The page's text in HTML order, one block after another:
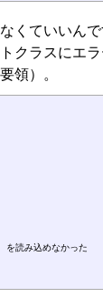
くていいん
クラスにエ
領）。
読み込めなかった